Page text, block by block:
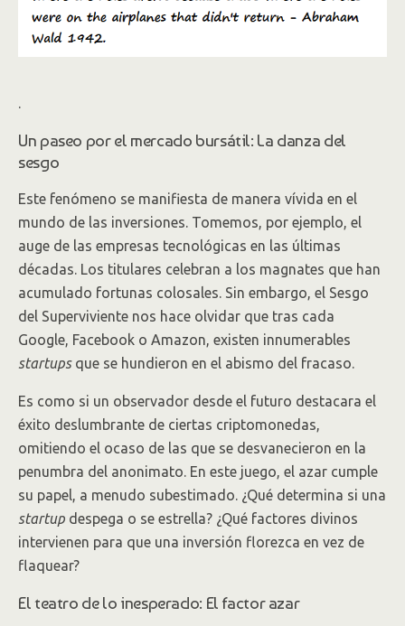
.
Un paseo por el mercado bursátil: La danza del
sesgo
Este fenómeno se manifiesta de manera vívida en el
mundo de las inversiones. Tomemos, por ejemplo, el
auge de las empresas tecnológicas en las últimas
décadas. Los titulares celebran a los magnates que han
acumulado fortunas colosales. Sin embargo, el Sesgo
del Superviviente nos hace olvidar que tras cada
Google, Facebook o Amazon, existen innumerables
startupsque se hundieron en el abismo del fracaso.
Es como si un observador desde el futuro destacara el
éxito deslumbrante de ciertas criptomonedas,
omitiendo el ocaso de las que se desvanecieron en la
penumbra del anonimato. En este juego, el azar cumple
su papel, a menudo subestimado. ¿Qué determina si una
startup despega o se estrella? ¿Qué factores divinos
intervienen para que una inversión florezca en vez de
flaquear?
El teatro de lo inesperado: El factor azar